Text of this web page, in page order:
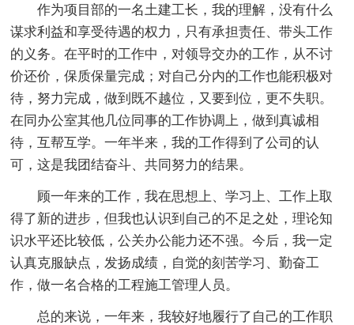
作为项目部的一名土建工长，我的理解，没有什么
谋求利益和享受待遇的权力，只有承担责任、带头工作
的义务。在平时的工作中，对领导交办的工作，从不讨
价还价，保质保量完成；对自己分内的工作也能积极对
待，努力完成，做到既不越位，又要到位，更不失职。
在同办公室其他几位同事的工作协调上，做到真诚相
待，互帮互学。一年半来，我的工作得到了公司的认
可，这是我团结奋斗、共同努力的结果。
顾一年来的工作，我在思想上、学习上、工作上取
得了新的进步，但我也认识到自己的不足之处，理论知
识水平还比较低，公关办公能力还不强。今后，我一定
认真克服缺点，发扬成绩，自觉的刻苦学习、勤奋工
作，做一名合格的工程施工管理人员。
总的来说，一年来，我较好地履行了自己的工作职